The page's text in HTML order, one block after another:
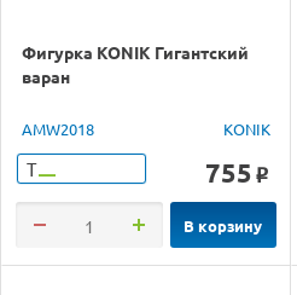
Фигурка KONIK Гигантский
варан
AMW2018 KONIK
Т 755 o
В корзину